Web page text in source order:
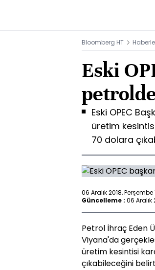
Bloomberg HT
Eski
Eski OPEC
üretim
70 dolara
06 Aralık 2018, Perşembe
Güncelleme : 06 Aralık
Petrol İhraç Eden
Viyana'da
üretim kesintisi
çıkabileceğini